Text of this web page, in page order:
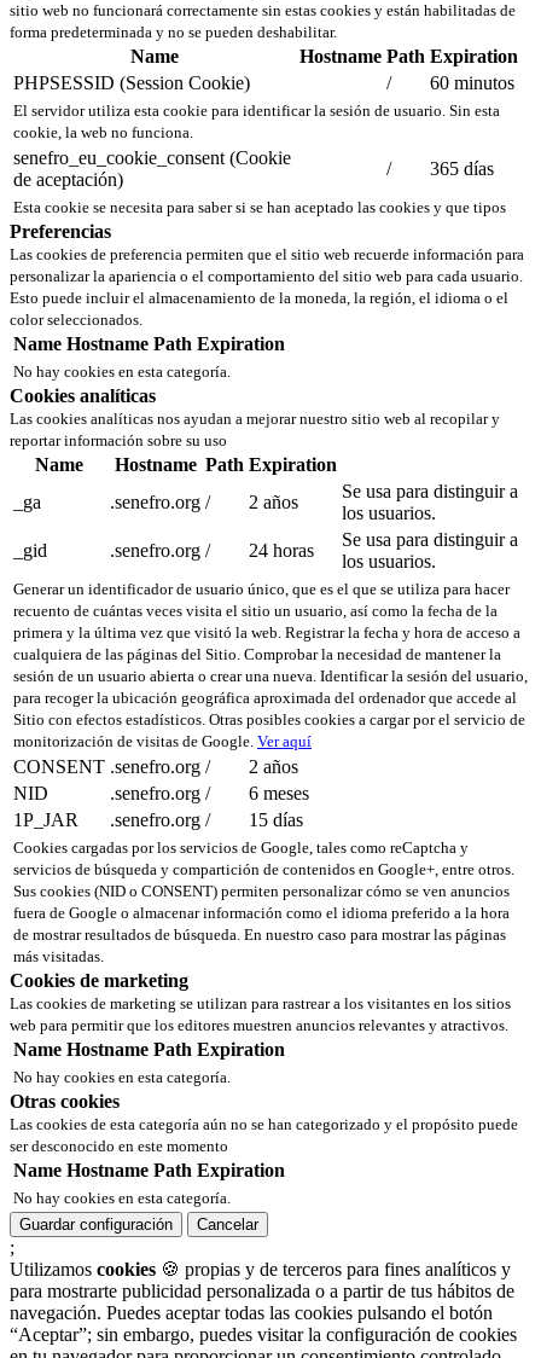
sitio web no funcionará correctamente sin estas cookies y están habilitadas de
forma predeterminada y no se pueden deshabilitar.
Name Hostname Path Expiration
PHPSESSID (Session Cookie)
/ 60 minutos
El servidor utiliza esta cookie para identificar la sesión de usuario. Sin esta
cookie, la web no funciona.
senefro_eu_cookie_consent (Cookie
de aceptación)
/ 365 días
Esta cookie se necesita para saber si se han aceptado las cookies y que tipos
Preferencias
Las cookies de preferencia permiten que el sitio web recuerde información para
personalizar la apariencia o el comportamiento del sitio web para cada usuario.
Esto puede incluir el almacenamiento de la moneda, la región, el idioma o el
color seleccionados.
Name Hostname Path Expiration
No hay cookies en esta categoría.
Cookies analíticas
Las cookies analíticas nos ayudan a mejorar nuestro sitio web al recopilar y
reportar información sobre su uso
Name Hostname Path Expiration
_ga
.senefro.org / 2 años
Se usa para distinguir a
los usuarios.
_gid
.senefro.org / 24 horas
Se usa para distinguir a
los usuarios.
Generar un identificador de usuario único, que es el que se utiliza para hacer
recuento de cuántas veces visita el sitio un usuario, así como la fecha de la
primera y la última vez que visitó la web. Registrar la fecha y hora de acceso a
cualquiera de las páginas del Sitio. Comprobar la necesidad de mantener la
sesión de un usuario abierta o crear una nueva. Identificar la sesión del usuario,
para recoger la ubicación geográfica aproximada del ordenador que accede al
Sitio con efectos estadísticos. Otras posibles cookies a cargar por el servicio de
monitorización de visitas de Google. Ver aquí
CONSENT .senefro.org /
2 años
NID
.senefro.org /
6 meses
1P_JAR
.senefro.org / 15 días
Cookies cargadas por los servicios de Google, tales como reCaptcha y
servicios de búsqueda y compartición de contenidos en Google+, entre otros.
Sus cookies (NID o CONSENT) permiten personalizar cómo se ven anuncios
fuera de Google o almacenar información como el idioma preferido a la hora
de mostrar resultados de búsqueda. En nuestro caso para mostrar las páginas
más visitadas.
Cookies de marketing
Las cookies de marketing se utilizan para rastrear a los visitantes en los sitios
web para permitir que los editores muestren anuncios relevantes y atractivos.
Name Hostname Path Expiration
No hay cookies en esta categoría.
Otras cookies
Las cookies de esta categoría aún no se han categorizado y el propósito puede
ser desconocido en este momento
Name Hostname Path Expiration
No hay cookies en esta categoría.
Guardar configuración
Cancelar
;
Utilizamos cookies 🍪 propias y de terceros para fines analíticos y
para mostrarte publicidad personalizada o a partir de tus hábitos de
navegación. Puedes aceptar todas las cookies pulsando el botón
“Aceptar”; sin embargo, puedes visitar la configuración de cookies